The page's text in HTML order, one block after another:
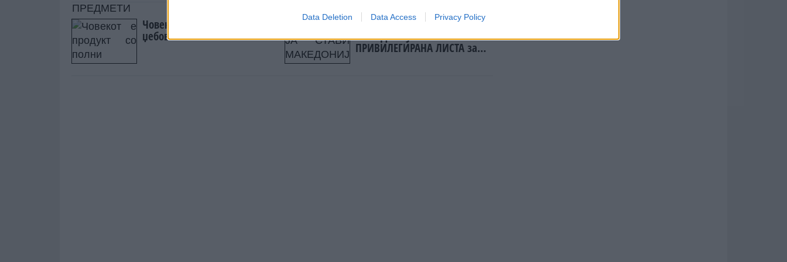
Data Deletion Data Access Privacy Policy
Човекот е продукт со полни
џебови камења
ГРЦИЈА ЈА СТАВИ
МАКЕДОНИЈА НА
ПРИВИЛЕГИРАНА ЛИСТА за